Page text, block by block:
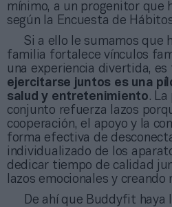
mínimo, a un progenitor que
según la Encuesta de
Si a ello le sumamos que
familia fortalece vínculos
una experiencia divertida,
ejercitarse juntos es una
salud y entretenimiento.
conjunto refuerza lazos
cooperación, el apoyo y la
forma efectiva de
individualizado de los
dedicar tiempo de calidad
lazos emocionales y
De ahí que Buddyfit haya